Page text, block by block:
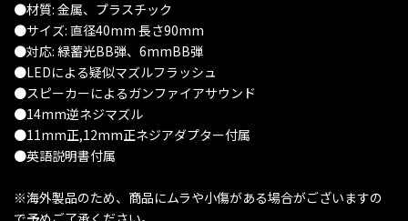
●材質: 金属、プラスチック
●サイズ: 直径40mm 長さ90mm
●対応: 緑蓄光BB弾、6mmBB弾
●LEDによる疑似マズルフラッシュ
●スピーカーによるガンファイアサウンド
●14mm逆ネジマズル
●11mm正,12mm正ネジアダプター付属
●英語説明書付属
※海外製品のため、商品にムラや小傷がある場合がございますの